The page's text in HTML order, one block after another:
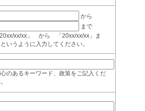
から
まで
xx/xx」 から 「20xx/xx/xx」ま
いうように入力してください。
のあるキーワード、政策をご記入くだ